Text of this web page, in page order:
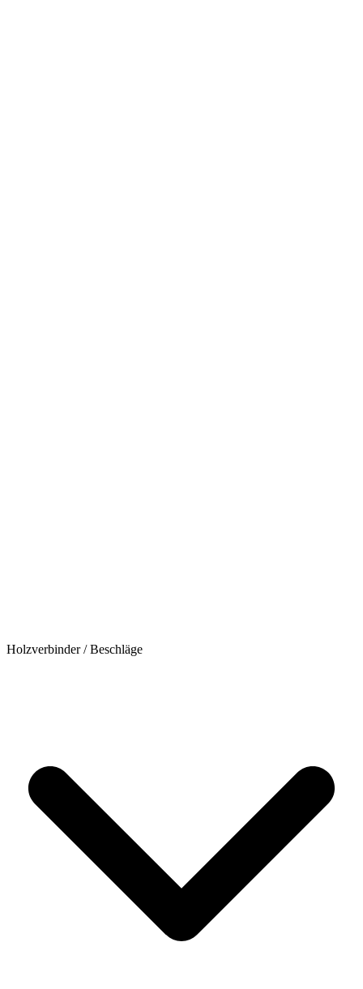
Holzverbinder / Beschläge